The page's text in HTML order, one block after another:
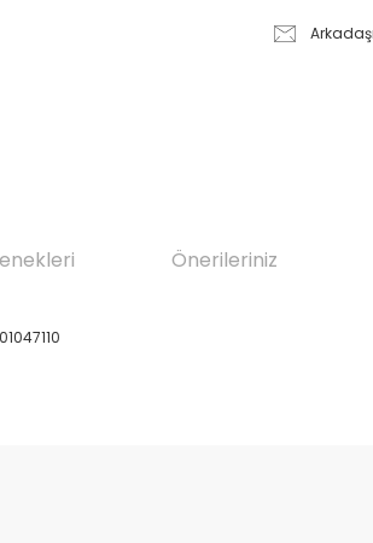
Önerileriniz